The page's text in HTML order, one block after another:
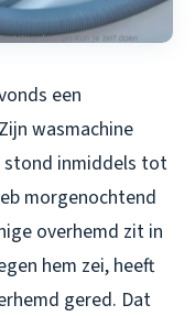
een
wasmachine
stond inmiddels tot
morgenochtend
overhemd zit in
hem zei, heeft
gered. Dat